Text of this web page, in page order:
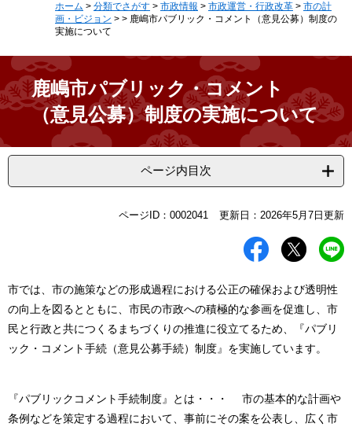
ホーム > 分類でさがす > 市政情報 > 市政運営・行政改革 > 市の計
画・ビジョン > > 鹿嶋市パブリック・コメント（意見公募）制度の
実施について
鹿嶋市パブリック・コメント
（意見公募）制度の実施について
ページ内目次
ページID：0002041 更新日：2026年5月7日更新
市では、市の施策などの形成過程における公正の確保および透明性
の向上を図るとともに、市民の市政への積極的な参画を促進し、市
民と行政と共につくるまちづくりの推進に役立てるため、『パブリ
ック・コメント手続（意見公募手続）制度』を実施しています。
『パブリックコメント手続制度』とは・・・ 市の基本的な計画や
条例などを策定する過程において、事前にその案を公表し、広く市